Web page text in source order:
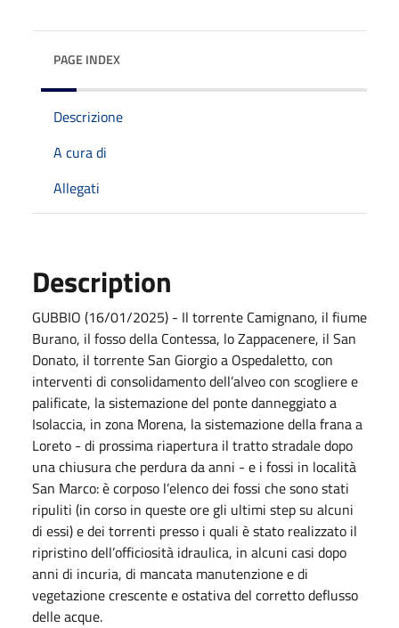
PAGE INDEX
Descrizione
A cura di
Allegati
Description
GUBBIO (16/01/2025) - Il torrente Camignano, il fiume
Burano, il fosso della Contessa, lo Zappacenere, il San
Donato, il torrente San Giorgio a Ospedaletto, con
interventi di consolidamento dell’alveo con scogliere e
palificate, la sistemazione del ponte danneggiato a
Isolaccia, in zona Morena, la sistemazione della frana a
Loreto - di prossima riapertura il tratto stradale dopo
una chiusura che perdura da anni - e i fossi in località
San Marco: è corposo l’elenco dei fossi che sono stati
ripuliti (in corso in queste ore gli ultimi step su alcuni
di essi) e dei torrenti presso i quali è stato realizzato il
ripristino dell’officiosità idraulica, in alcuni casi dopo
anni di incuria, di mancata manutenzione e di
vegetazione crescente e ostativa del corretto deflusso
delle acque.